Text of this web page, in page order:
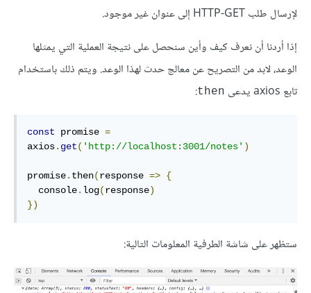
لإرسال طلب HTTP-GET إلى عنوان غير موجود.
إذا أردنا أن نعرف كيف وأين سنحصل على نتيجة العملية التي يمثلها
الوعد، لابد من التصريح عن معالج حدث لهذا الوعد. ويتم ذلك باستخدام
تابع axios يدعى
then
:
const promise =
axios. get( 'http://localhost:3001/notes' )
promise. then(response => {
  console
. log(response)
})
ستظهر على شاشة الطرفية المعلومات التالية: